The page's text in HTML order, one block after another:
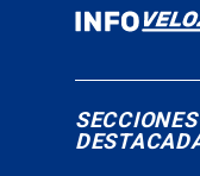
SECCIONES